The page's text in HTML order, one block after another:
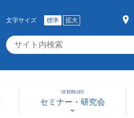
文字サイズ 標準 拡大
SEMINARS
セミナー・研究会